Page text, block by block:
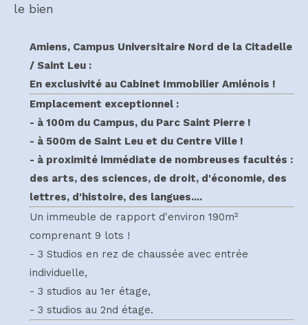
le bien
Amiens, Campus Universitaire Nord de la Citadelle
/ Saint Leu :
En exclusivité au Cabinet Immobilier Amiénois !
Emplacement exceptionnel :
- à 100m du Campus, du Parc Saint Pierre !
- à 500m de Saint Leu et du Centre Ville !
- à proximité immédiate de nombreuses facultés :
des arts, des sciences, de droit, d'économie, des
lettres, d'histoire, des langues....
Un immeuble de rapport d'environ 190m²
comprenant 9 lots !
- 3 Studios en rez de chaussée avec entrée
individuelle,
- 3 studios au 1er étage,
- 3 studios au 2nd étage.